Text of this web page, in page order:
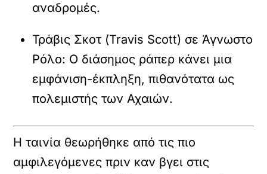
αναδρομές.
Τράβις Σκοτ (Travis Scott) σεΆγνωστο
Ρόλο: Ο διάσημος ράπερ κάνει μια
εμφάνιση-έκπληξη, πιθανότατα ως
πολεμιστής των Αχαιών.
Η ταινία θεωρήθηκε από τις πιο
αμφιλεγόμενες πριν καν βγει στις